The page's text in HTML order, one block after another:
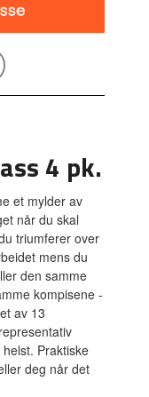
4 pk.
et mylder av
når du skal
triumferer over
mens du
den samme
kompisene -
av 13
Praktiske
deg når det